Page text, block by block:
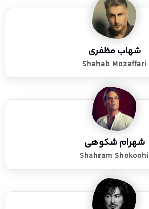
شهاب مظفری
Shahab Mozaffari
شهرام شکوهی
Shahram Shokoohi